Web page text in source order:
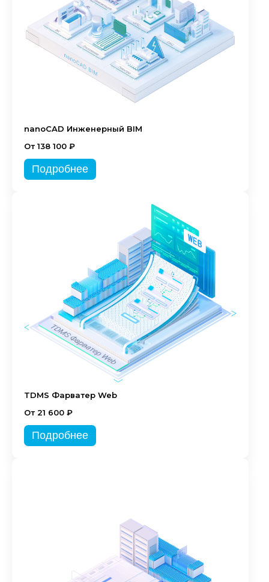
nanoCAD Инженерный BIM
От 138 100 ₽
Подробнее
TDMS Фарватер Web
От 21 600 ₽
Подробнее